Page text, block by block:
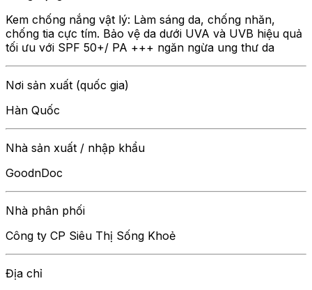
Kem chống nắng vật lý: Làm sáng da, chống nhăn,
chống tia cực tím. Bảo vệ da dưới UVA và UVB hiệu quả
tối ưu với SPF 50+/ PA +++ ngăn ngừa ung thư da
Nơi sản xuất (quốc gia)
Hàn Quốc
Nhà sản xuất / nhập khẩu
GoodnDoc
Nhà phân phối
Công ty CP Siêu Thị Sống Khoẻ
Địa chỉ